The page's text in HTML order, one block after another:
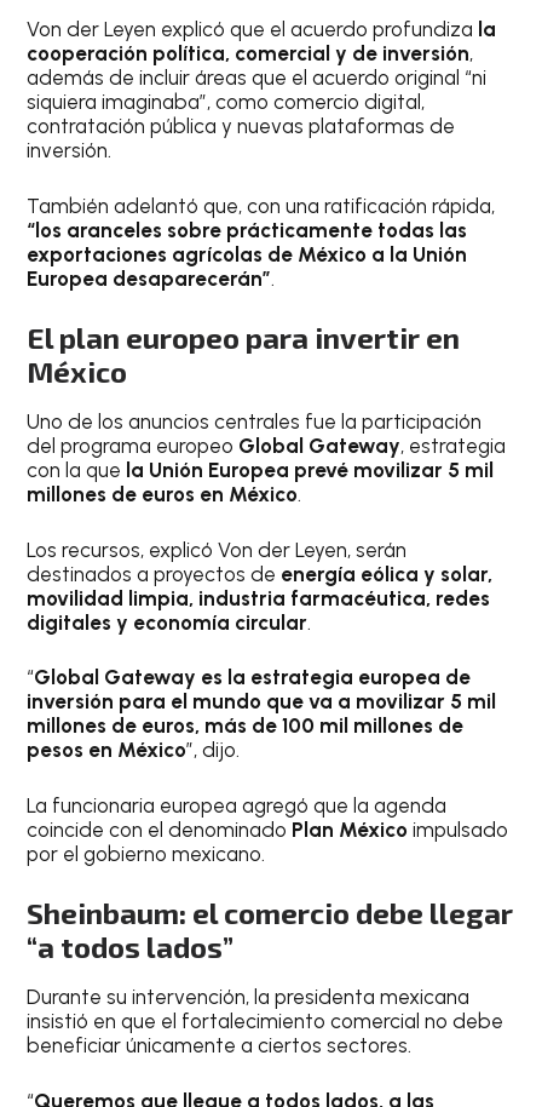
Von der Leyen explicó que el acuerdo profundiza la
cooperación política, comercial y de inversión,
además de incluir áreas que el acuerdo original “ni
siquiera imaginaba”, como comercio digital,
contratación pública y nuevas plataformas de
inversión.
También adelantó que, con una ratificación rápida,
“los aranceles sobre prácticamente todas las
exportaciones agrícolas de México a la Unión
Europea desaparecerán”.
El plan europeo para invertir en
México
Uno de los anuncios centrales fue la participación
del programa europeo Global Gateway, estrategia
con la que la Unión Europea prevé movilizar 5 mil
millones de euros en México.
Los recursos, explicó Von der Leyen, serán
destinados a proyectos de energía eólica y solar,
movilidad limpia, industria farmacéutica, redes
digitales y economía circular.
“Global Gateway es la estrategia europea de
inversión para el mundo que va a movilizar 5 mil
millones de euros, más de 100 mil millones de
pesos en México”, dijo.
La funcionaria europea agregó que la agenda
coincide con el denominado Plan México impulsado
por el gobierno mexicano.
Sheinbaum: el comercio debe llegar
“a todos lados”
Durante su intervención, la presidenta mexicana
insistió en que el fortalecimiento comercial no debe
beneficiar únicamente a ciertos sectores.
“Queremos que llegue a todos lados, a las